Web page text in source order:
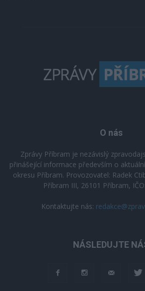
O nás
Zprávy Příbram je nezávislý
přinášející informace především o
okresu Příbram. Provozovatel: Radek
Příbram III, 26101 Příbram,
Kontaktujte nás:
NÁSLEDUJTE